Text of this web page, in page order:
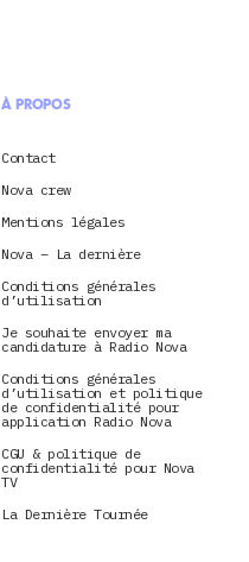
À PROPOS
Contact
Nova crew
Mentions légales
Nova – La dernière
Conditions générales
d’utilisation
Je souhaite envoyer ma
candidature à Radio Nova
Conditions générales
d’utilisation et politique
de confidentialité pour
application Radio Nova
CGU & politique de
confidentialité pour Nova
TV
La Dernière Tournée